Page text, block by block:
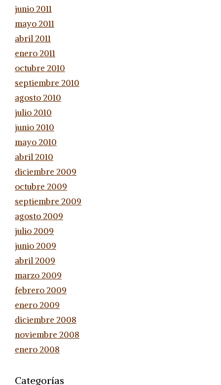
junio 2011
mayo 2011
abril 2011
enero 2011
octubre 2010
septiembre 2010
agosto 2010
julio 2010
junio 2010
mayo 2010
abril 2010
diciembre 2009
octubre 2009
septiembre 2009
agosto 2009
julio 2009
junio 2009
abril 2009
marzo 2009
febrero 2009
enero 2009
diciembre 2008
noviembre 2008
enero 2008
Categorías